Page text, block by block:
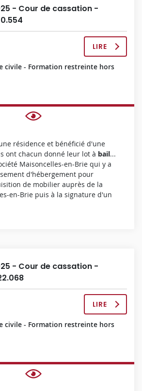
- Cour de cassation -
LIRE
A
D
S
O
M
È
civile - Formation restreinte hors
résidence et bénéficié d'une
ont chacun donné leur lot à bail...
Maisoncelles-en-Brie qui y a
d'hébergement pour
de mobilier auprès de la
en-Brie puis à la signature d'un
- Cour de cassation -
LIRE
A
D
S
civile - Formation restreinte hors